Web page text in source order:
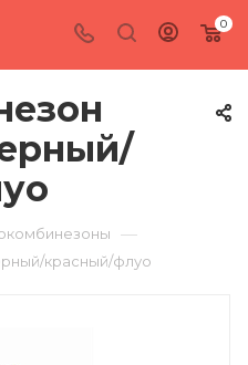
0
—
красный/флуо